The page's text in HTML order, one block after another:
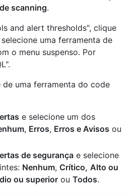
scanning.
and alert thresholds", clique
uma ferramenta de
o menu suspenso. Por
uma ferramenta do code
e selecione um dos
, Erros, Erros e Avisos ou
de segurança e selecione
Nenhum, Crítico, Alto ou
ou superior ou Todos.